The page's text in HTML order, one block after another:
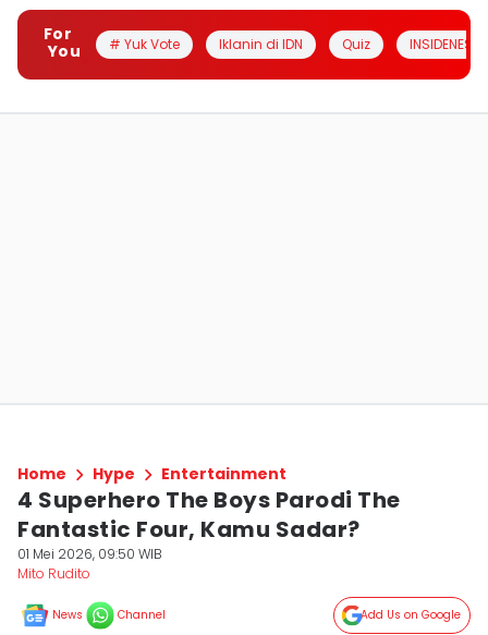
For
You
# Yuk Vote Iklanin di IDN Quiz INSIDENESIA
Home Hype Entertainment
4 Superhero The Boys Parodi The
Fantastic Four, Kamu Sadar?
01 Mei 2026, 09:50 WIB
Mito Rudito
News Channel Add Us on Google